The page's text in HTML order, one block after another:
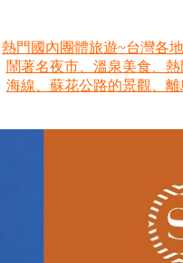
熱門國內團體旅遊~台灣各
鬧著名夜市、溫泉美食、
海線、蘇花公路的景觀、